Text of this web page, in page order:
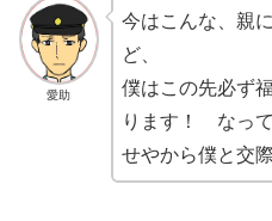
愛助
今はこんな、親
ど、
僕はこの先必ず
ります！ なって
せやから僕と交